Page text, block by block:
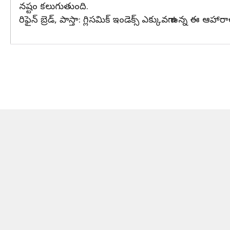
నష్టం కలుగుతుంది.
రిఫైన్ బ్రెడ్, పాస్తా: గ్లిసమిక్ ఇండెక్స్ ఎక్కువగా ఉన్న ఈ